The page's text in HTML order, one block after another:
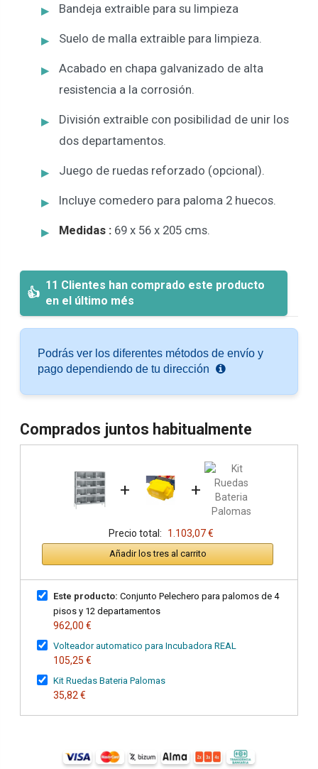
Bandeja extraible para su limpieza
Suelo de malla extraible para limpieza.
Acabado en chapa galvanizado de alta
resistencia a la corrosión.
División extraible con posibilidad de unir los
dos departamentos.
Juego de ruedas reforzado (opcional).
Incluye comedero para paloma 2 huecos.
Medidas :69 x 56 x 205 cms.
11 Clientes han comprado este producto
en el último més
Podrás ver los diferentes métodos de envío y
pago dependiendo de tu dirección
Comprados juntos habitualmente
+ +
Precio total: 1.103,07 €
Añadir los tres al carrito
Este producto: Conjunto Pelechero para palomos de 4
pisos y 12 departamentos
962,00 €
Volteador automatico para Incubadora REAL
105,25 €
Kit Ruedas Bateria Palomas
35,82 €